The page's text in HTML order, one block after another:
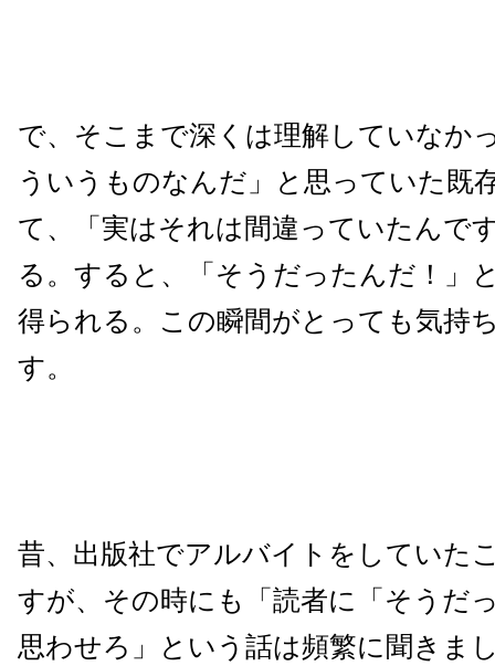
で、そこまで深くは理解していなか
ういうものなんだ」と思っていた既
て、「実はそれは間違っていたんで
る。すると、「そうだったんだ！」
得られる。この瞬間がとっても気持
す。
昔、出版社でアルバイトをしていた
すが、その時にも「読者に「そうだ
思わせろ」という話は頻繁に聞きま